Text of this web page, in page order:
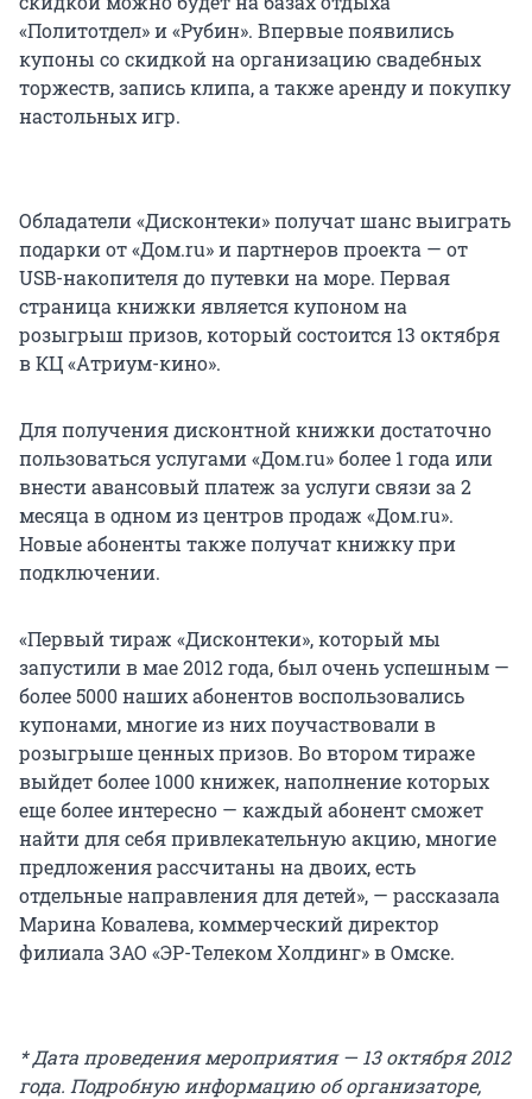
«Политотдел» и «Рубин». Впервые появились
купоны со скидкой на организацию свадебных
торжеств, запись клипа, а также аренду и покупку
настольных игр.
Обладатели «Дисконтеки» получат шанс выиграть
подарки от «Дом.ru» и партнеров проекта — от
USB-накопителя до путевки на море. Первая
страница книжки является купоном на
розыгрыш призов, который состоится 13 октября
в КЦ «Атриум-кино».
Для получения дисконтной книжки достаточно
пользоваться услугами «Дом.ru» более 1 года или
внести авансовый платеж за услуги связи за 2
месяца в одном из центров продаж «Дом.ru».
Новые абоненты также получат книжку при
подключении.
«Первый тираж «Дисконтеки», который мы
запустили в мае 2012 года, был очень успешным —
более 5000 наших абонентов воспользовались
купонами, многие из них поучаствовали в
розыгрыше ценных призов. Во втором тираже
выйдет более 1000 книжек, наполнение которых
еще более интересно — каждый абонент сможет
найти для себя привлекательную акцию, многие
предложения рассчитаны на двоих, есть
отдельные направления для детей», — рассказала
Марина Ковалева, коммерческий директор
филиала ЗАО «ЭР-Телеком Холдинг» в Омске.
* Дата проведения мероприятия — 13 октября 2012
года. Подробную информацию об организаторе,